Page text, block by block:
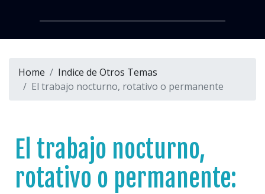
Home
Indice de Otros Temas
El trabajo nocturno, rotativo o permanente
El trabajo nocturno,
rotativo o permanente: